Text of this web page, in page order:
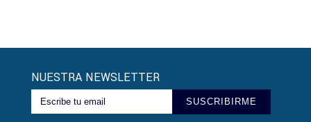
NUESTRA NEWSLETTER
SUSCRIBIRME